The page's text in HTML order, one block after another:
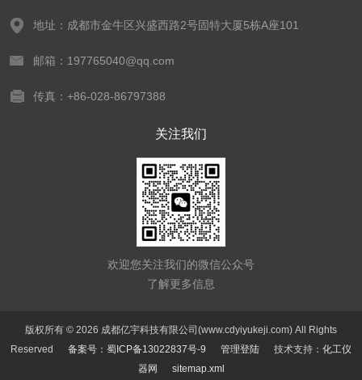
地址：成都市金牛区兴盛西路2号固特大厦5栋A座101
邮箱：197765040@qq.com
传真：+86-028-86797388
关注我们
欢迎您关注我们的微信公众号
了解更多信息
版权所有 © 2026 成都亿宇科技有限公司(www.cdyiyukeji.com) All Rights
Reserved 备案号：蜀ICP备13022837号-9 管理登陆 技术支持： 化工仪
器网
sitemap.xml